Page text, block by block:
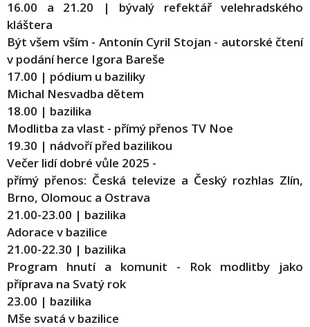
16.00 a 21.20 | bývalý refektář velehradského
kláštera
Být všem vším - Antonín Cyril Stojan - autorské čtení
v podání herce Igora Bareše
17.00 | pódium u baziliky
Michal Nesvadba dětem
18.00 | bazilika
Modlitba za vlast - přímý přenos TV Noe
19.30 | nádvoří před bazilikou
Večer lidí dobré vůle 2025 -
přímý přenos: Česká televize a Český rozhlas Zlín,
Brno, Olomouc a Ostrava
21.00-23.00 | bazilika
Adorace v bazilice
21.00-22.30 | bazilika
Program hnutí a komunit - Rok modlitby jako
příprava na Svatý rok
23.00 | bazilika
Mše svatá v bazilice